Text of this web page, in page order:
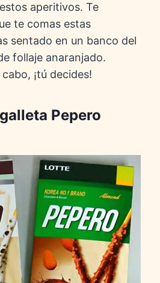
aperitivos. Te
te comas estas
sentado en un banco del
follaje anaranjado.
¡tú decides!
Pepero